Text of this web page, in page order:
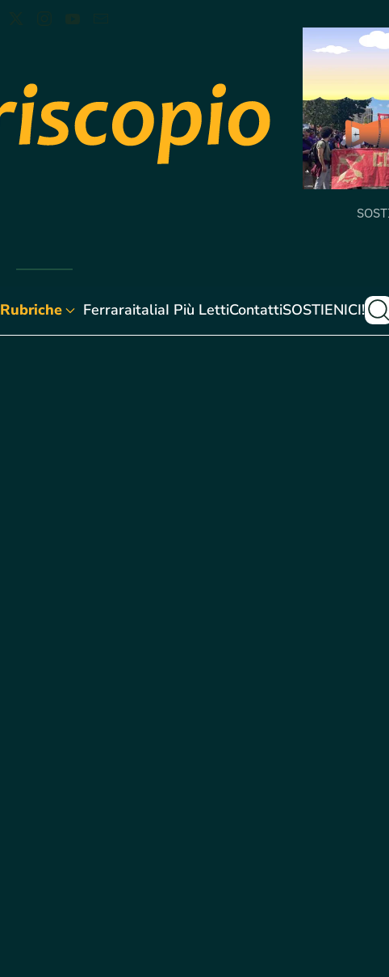
Rubriche FerraraitaliaI Più LettiContattiSOSTIENICI!